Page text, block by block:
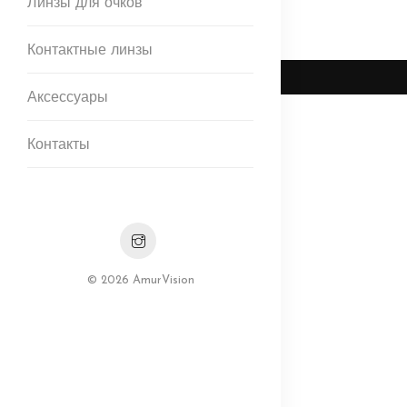
Линзы для очков
Контактные линзы
Аксессуары
Контакты
© 2026 AmurVision